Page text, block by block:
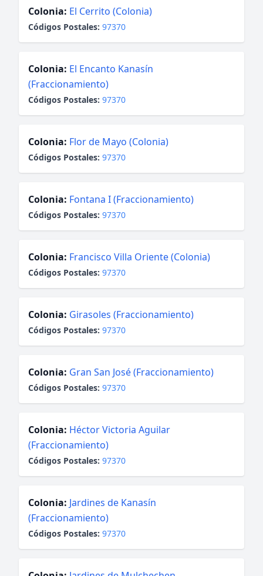
Colonia: El Cerrito (Colonia)
Códigos Postales: 97370
Colonia: El Encanto Kanasín
(Fraccionamiento)
Códigos Postales: 97370
Colonia: Flor de Mayo (Colonia)
Códigos Postales: 97370
Colonia: Fontana I (Fraccionamiento)
Códigos Postales: 97370
Colonia: Francisco Villa Oriente (Colonia)
Códigos Postales: 97370
Colonia: Girasoles (Fraccionamiento)
Códigos Postales: 97370
Colonia: Gran San José (Fraccionamiento)
Códigos Postales: 97370
Colonia: Héctor Victoria Aguilar
(Fraccionamiento)
Códigos Postales: 97370
Colonia: Jardines de Kanasín
(Fraccionamiento)
Códigos Postales: 97370